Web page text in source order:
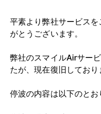
平素より弊社サービス
がとうございます。
弊社のスマイルAirサー
たが、現在復旧しており
停波の内容は以下のとお